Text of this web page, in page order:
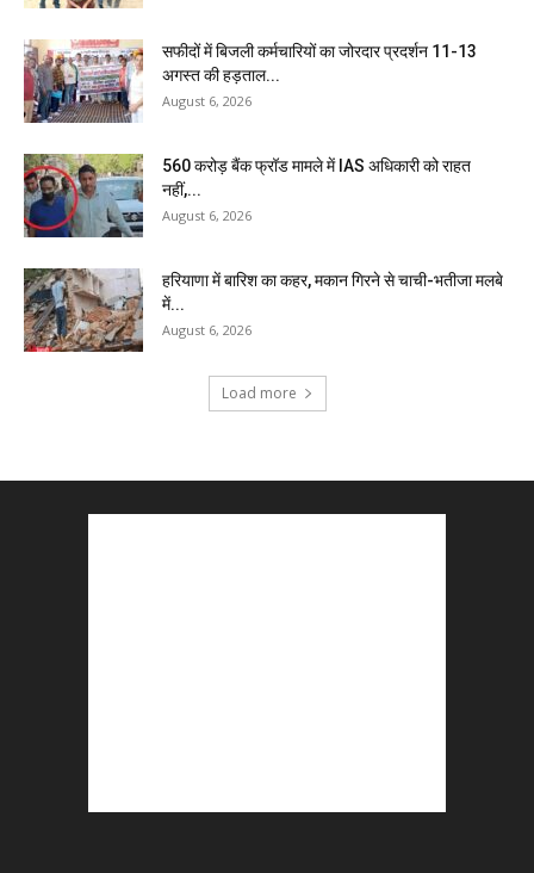
सफीदों में बिजली कर्मचारियों का जोरदार प्रदर्शन 11-13
अगस्त की हड़ताल...
August 6, 2026
₹560 करोड़ बैंक फ्रॉड मामले में IAS अधिकारी को राहत
नहीं,...
August 6, 2026
हरियाणा में बारिश का कहर, मकान गिरने से चाची-भतीजा मलबे
में...
August 6, 2026
Load more